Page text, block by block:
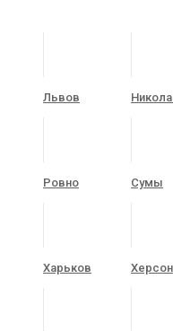
Львов
Ровно Сумы
Харьков Херсон